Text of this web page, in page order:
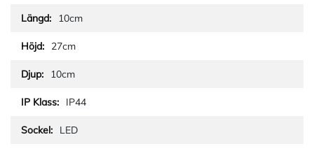
10cm
27cm
10cm
IP44
LED